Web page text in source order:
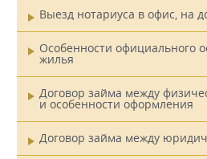
Выезд нотариуса в офис, на
Особенности официального
жилья
Договор займа между
и особенности оформления
Договор займа между